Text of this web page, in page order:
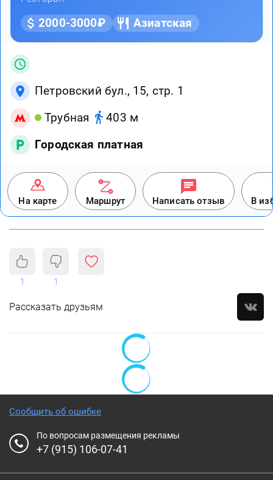
2000-3000₽ Азиатская
Петровский бул., 15, стр. 1
Трубная
403 м
Городская платная
На карте Маршрут Написать отзыв В
1 1
Рассказать друзьям
Сообщить об ошибке
По вопросам размещения рекламы
+7 (915) 106-07-41